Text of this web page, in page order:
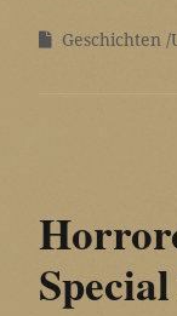
Geschichten